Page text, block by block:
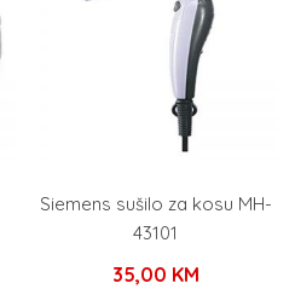
Siemens sušilo za kosu MH-
43101
35,00 KM